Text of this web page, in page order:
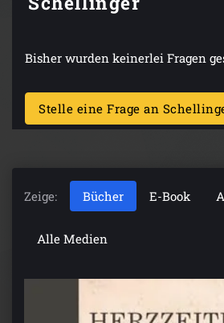
Bisher wurden keinerlei Fragen
Stelle eine Frage an
Zeige: Bücher E-Book
Alle Medien